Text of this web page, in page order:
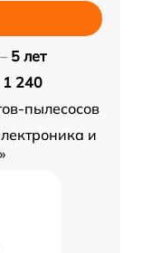
5 лет
1 240
пылесосов
и